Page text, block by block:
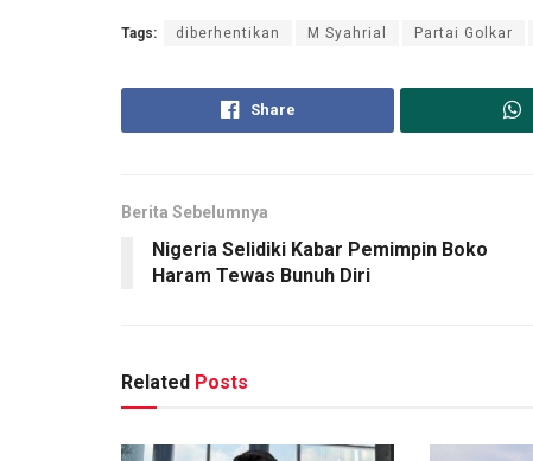
Tags: diberhentikan M Syahrial Partai Golkar
Share
Berita Sebelumnya
Nigeria Selidiki Kabar Pemimpin Boko
Haram Tewas Bunuh Diri
Related Posts